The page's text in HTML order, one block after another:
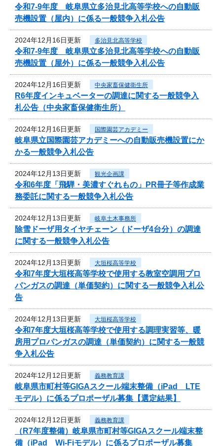
令和7‐9年度 岐阜県立多治見北高等学校への自動販
売機設置（屋内）に係る一般競争入札公告
2024年12月16日更新 多治見北高等学校
令和7‐9年度 岐阜県立多治見北高等学校への自動販
売機設置（屋外）に係る一般競争入札公告
2024年12月16日更新 中央家畜保健衛生所
R6年度インキュベーターの調達に関する一般競争入
札公告（中央家畜保健衛生所）
2024年12月16日更新 国際園芸アカデミー
岐阜県立国際園芸アカデミーへの自動販売機設置にか
かる一般競争入札公告
2024年12月13日更新 観光企画課
令和6年度「飛騨・美濃すぐれもの」PR冊子等作成業
務委託に関する一般競争入札公告
2024年12月13日更新 岐阜土木事務所
除雪ドーザ用タイヤチェーン（ドーザ4台分）の調達
に関する一般競争入札公告
2024年12月13日更新 大垣桜高等学校
令和7年度大垣桜高等学校で使用する教室空調用プロ
パンガスの調達（単価契約）に関する一般競争入札公
告
2024年12月13日更新 大垣桜高等学校
令和7年度大垣桜高等学校で使用する調理実習等、暖
房用プロパンガスの調達（単価契約）に関する一般競
争入札公告
2024年12月12日更新 義務教育課
岐阜県市町村等GIGAスクール端末整備（iPad LTE
モデル）に係るプロポーザル募集【選定結果】
2024年12月12日更新 義務教育課
（R7年度整備）岐阜県市町村等GIGAスクール端末整
備（iPad Wi-Fiモデル）に係るプロポーザル募集